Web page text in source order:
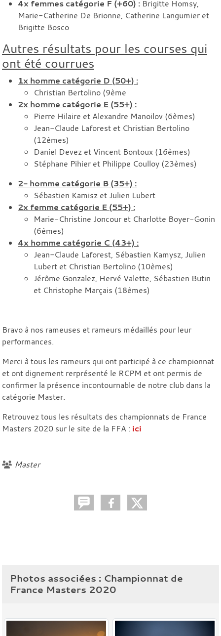
4x femmes catégorie F (+60) : Brigitte Homsy,
Marie-Catherine De Brionne, Catherine Langumier et
Brigitte Bosco
Autres résultats pour les courses qui
ont été courrues
1x homme catégorie D (50+) :
Christian Bertolino (9ème​​​​​​
2x homme catégorie E (55+) :
Pierre Hilaire et Alexandre Manoilov (6èmes)
Jean-Claude Laforest et Christian Bertolino
(12èmes)
Daniel Devez et Vincent Bontoux (16èmes)
Stéphane Pihier et Philippe Coulloy (23èmes)
2- homme catégorie B (35+) :
Sébastien Kamisz et Julien Lubert
2x femme catégorie E (55+) :
Marie-Christine Joncour et Charlotte Boyer-Gonin
(6èmes)
4x homme catégorie C (43+) :
Jean-Claude Laforest, Sébastien Kamysz, Julien
Lubert et Christian Bertolino (10èmes)
Jérôme Gonzalez, Hervé Valette, Sébastien Butin
et Christophe Marçais (18èmes)
Bravo à nos rameuses et rameurs médaillés pour leur
performances.
Merci à tous les rameurs qui ont participé à ce championnat
et ont dignement rerprésenté le RCPM et ont permis de
confirmer la présence incontournable de notre club dans la
catégorie Master.
Retrouvez tous les résultats des championnats de France
Masters 2020 sur le site de la FFA : ici
Master
Photos associées : Championnat de
France Masters 2020